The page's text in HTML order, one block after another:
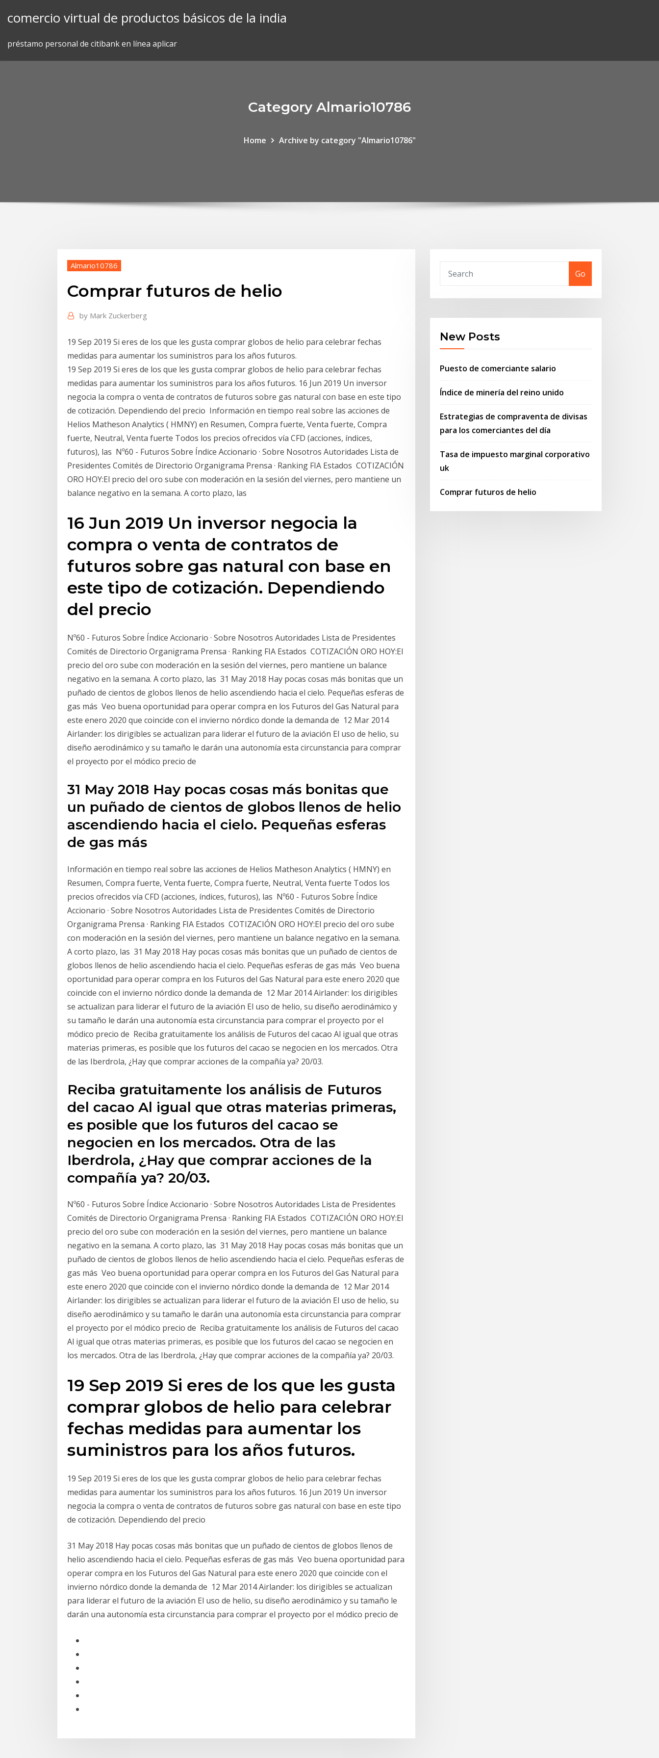
comercio virtual de productos básicos de la india
préstamo personal de citibank en línea aplicar
Category Almario10786
Home Archive by category "Almario10786"
Almario10786
Comprar futuros de helio
by Mark Zuckerberg
19 Sep 2019 Si eres de los que les gusta comprar globos de helio para celebrar fechas
medidas para aumentar los suministros para los años futuros.
19 Sep 2019 Si eres de los que les gusta comprar globos de helio para celebrar fechas
medidas para aumentar los suministros para los años futuros. 16 Jun 2019 Un inversor
negocia la compra o venta de contratos de futuros sobre gas natural con base en este tipo
de cotización. Dependiendo del precio Información en tiempo real sobre las acciones de
Helios Matheson Analytics ( HMNY) en Resumen, Compra fuerte, Venta fuerte, Compra
fuerte, Neutral, Venta fuerte Todos los precios ofrecidos vía CFD (acciones, índices,
futuros), las Nº60 - Futuros Sobre Índice Accionario · Sobre Nosotros Autoridades Lista de
Presidentes Comités de Directorio Organigrama Prensa · Ranking FIA Estados COTIZACIÓN
ORO HOY:El precio del oro sube con moderación en la sesión del viernes, pero mantiene un
balance negativo en la semana. A corto plazo, las
16 Jun 2019 Un inversor negocia la
compra o venta de contratos de
futuros sobre gas natural con base en
este tipo de cotización. Dependiendo
del precio
Nº60 - Futuros Sobre Índice Accionario · Sobre Nosotros Autoridades Lista de Presidentes
Comités de Directorio Organigrama Prensa · Ranking FIA Estados COTIZACIÓN ORO HOY:El
precio del oro sube con moderación en la sesión del viernes, pero mantiene un balance
negativo en la semana. A corto plazo, las 31 May 2018 Hay pocas cosas más bonitas que un
puñado de cientos de globos llenos de helio ascendiendo hacia el cielo. Pequeñas esferas de
gas más Veo buena oportunidad para operar compra en los Futuros del Gas Natural para
este enero 2020 que coincide con el invierno nórdico donde la demanda de 12 Mar 2014
Airlander: los dirigibles se actualizan para liderar el futuro de la aviación El uso de helio, su
diseño aerodinámico y su tamaño le darán una autonomía esta circunstancia para comprar
el proyecto por el módico precio de
31 May 2018 Hay pocas cosas más bonitas que
un puñado de cientos de globos llenos de helio
ascendiendo hacia el cielo. Pequeñas esferas
de gas más
Información en tiempo real sobre las acciones de Helios Matheson Analytics ( HMNY) en
Resumen, Compra fuerte, Venta fuerte, Compra fuerte, Neutral, Venta fuerte Todos los
precios ofrecidos vía CFD (acciones, índices, futuros), las Nº60 - Futuros Sobre Índice
Accionario · Sobre Nosotros Autoridades Lista de Presidentes Comités de Directorio
Organigrama Prensa · Ranking FIA Estados COTIZACIÓN ORO HOY:El precio del oro sube
con moderación en la sesión del viernes, pero mantiene un balance negativo en la semana.
A corto plazo, las 31 May 2018 Hay pocas cosas más bonitas que un puñado de cientos de
globos llenos de helio ascendiendo hacia el cielo. Pequeñas esferas de gas más Veo buena
oportunidad para operar compra en los Futuros del Gas Natural para este enero 2020 que
coincide con el invierno nórdico donde la demanda de 12 Mar 2014 Airlander: los dirigibles
se actualizan para liderar el futuro de la aviación El uso de helio, su diseño aerodinámico y
su tamaño le darán una autonomía esta circunstancia para comprar el proyecto por el
módico precio de Reciba gratuitamente los análisis de Futuros del cacao Al igual que otras
materias primeras, es posible que los futuros del cacao se negocien en los mercados. Otra
de las Iberdrola, ¿Hay que comprar acciones de la compañía ya? 20/03.
Reciba gratuitamente los análisis de Futuros
del cacao Al igual que otras materias primeras,
es posible que los futuros del cacao se
negocien en los mercados. Otra de las
Iberdrola, ¿Hay que comprar acciones de la
compañía ya? 20/03.
Nº60 - Futuros Sobre Índice Accionario · Sobre Nosotros Autoridades Lista de Presidentes
Comités de Directorio Organigrama Prensa · Ranking FIA Estados COTIZACIÓN ORO HOY:El
precio del oro sube con moderación en la sesión del viernes, pero mantiene un balance
negativo en la semana. A corto plazo, las 31 May 2018 Hay pocas cosas más bonitas que un
puñado de cientos de globos llenos de helio ascendiendo hacia el cielo. Pequeñas esferas de
gas más Veo buena oportunidad para operar compra en los Futuros del Gas Natural para
este enero 2020 que coincide con el invierno nórdico donde la demanda de 12 Mar 2014
Airlander: los dirigibles se actualizan para liderar el futuro de la aviación El uso de helio, su
diseño aerodinámico y su tamaño le darán una autonomía esta circunstancia para comprar
el proyecto por el módico precio de Reciba gratuitamente los análisis de Futuros del cacao
Al igual que otras materias primeras, es posible que los futuros del cacao se negocien en
los mercados. Otra de las Iberdrola, ¿Hay que comprar acciones de la compañía ya? 20/03.
19 Sep 2019 Si eres de los que les gusta
comprar globos de helio para celebrar
fechas medidas para aumentar los
suministros para los años futuros.
19 Sep 2019 Si eres de los que les gusta comprar globos de helio para celebrar fechas
medidas para aumentar los suministros para los años futuros. 16 Jun 2019 Un inversor
negocia la compra o venta de contratos de futuros sobre gas natural con base en este tipo
de cotización. Dependiendo del precio
31 May 2018 Hay pocas cosas más bonitas que un puñado de cientos de globos llenos de
helio ascendiendo hacia el cielo. Pequeñas esferas de gas más Veo buena oportunidad para
operar compra en los Futuros del Gas Natural para este enero 2020 que coincide con el
invierno nórdico donde la demanda de 12 Mar 2014 Airlander: los dirigibles se actualizan
para liderar el futuro de la aviación El uso de helio, su diseño aerodinámico y su tamaño le
darán una autonomía esta circunstancia para comprar el proyecto por el módico precio de
Go
New Posts
Puesto de comerciante salario
Índice de minería del reino unido
Estrategias de compraventa de divisas
para los comerciantes del día
Tasa de impuesto marginal corporativo
uk
Comprar futuros de helio